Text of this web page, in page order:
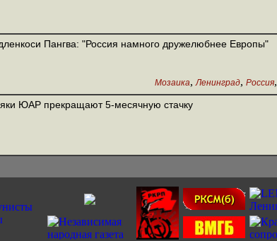
Пангва: "Россия намного дружелюбнее Европы"
Мозаика, Ленинград, Россия,
ЮАР прекращают 5-месячную стачку